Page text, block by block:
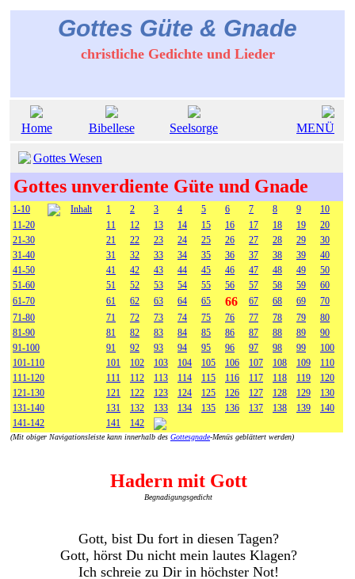
Gottes Güte & Gnade
christliche Gedichte und Lieder
Home Bibellese Seelsorge MENÜ
Gottes Wesen
Gottes unverdiente Güte und Gnade
1-10 Inhalt 1 2 3 4 5 6 7 8 9
10
11-20
11 12 13 14 15 16 17 18 19
20
21-30
21 22 23 24 25 26 27 28 29
30
31-40
31 32 33 34 35 36 37 38 39
40
41-50
41 42 43 44 45 46 47 48 49
50
51-60
51 52 53 54 55 56 57 58 59
60
61-70
61 62 63 64 65 66 67 68 69
70
71-80
71 72 73 74 75 76 77 78 79
80
81-90
81 82 83 84 85 86 87 88 89
90
91-100
91 92 93 94 95 96 97 98 99
100
101-110
101 102 103 104 105 106 107 108 109
110
111-120
111 112 113 114 115 116 117 118 119
120
121-130
121 122 123 124 125 126 127 128 129
130
131-140
131 132 133 134 135 136 137 138 139
140
141-142
141 142
(Mit obiger Navigationsleiste kann innerhalb des Gottesgnade-Menüs geblättert werden)
Hadern mit Gott
Begnadigungsgedicht
Gott, bist Du fort in diesen Tagen?
Gott, hörst Du nicht mein lautes Klagen?
Ich schreie zu Dir in höchster Not!